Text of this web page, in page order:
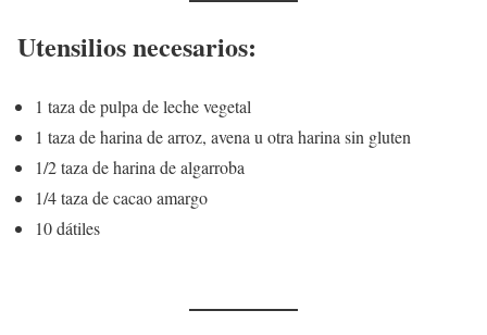
Utensilios necesarios:
1 taza de pulpa de leche vegetal
1 taza de harina de arroz, avena u otra harina sin gluten
1/2 taza de harina de algarroba
1/4 taza de cacao amargo
10 dátiles